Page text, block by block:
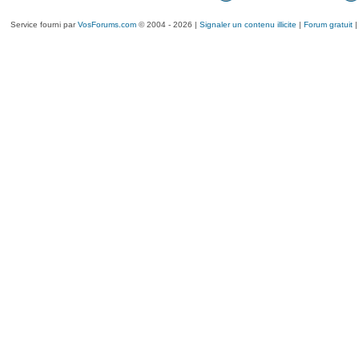
Service fourni parVosForums.com© 2004 - 2026 | Signaler un contenu illicite | Forum gratuit|